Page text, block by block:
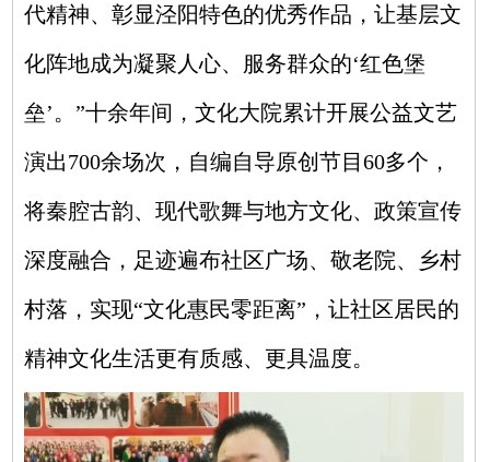
代精神、彰显泾阳特色的优秀作品，让基层文
化阵地成为凝聚人心、服务群众的‘红色堡
垒’。”十余年间，文化大院累计开展公益文艺
演出700余场次，自编自导原创节目60多个，
将秦腔古韵、现代歌舞与地方文化、政策宣传
深度融合，足迹遍布社区广场、敬老院、乡村
村落，实现“文化惠民零距离”，让社区居民的
精神文化生活更有质感、更具温度。